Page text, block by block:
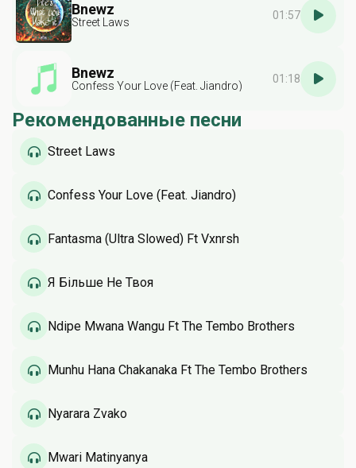
Bnewz
Street Laws
01:57
Bnewz
Confess Your Love (Feat. Jiandro)
01:18
Рекомендованные песни
Street Laws
Confess Your Love (Feat. Jiandro)
Fantasma (Ultra Slowed) Ft Vxnrsh
Я Більше Не Твоя
Ndipe Mwana Wangu Ft The Tembo Brothers
Munhu Hana Chakanaka Ft The Tembo Brothers
Nyarara Zvako
Mwari Matinyanya